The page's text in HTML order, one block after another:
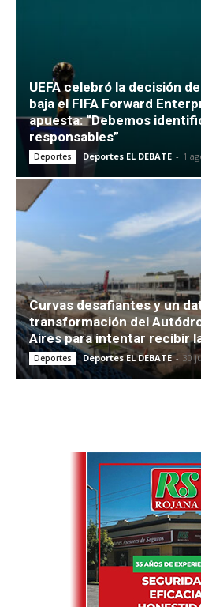
UEFA celebró la decisión
baja el FIFA Forward
apuesta: “Debemos
responsables”
Deportes Deportes EL DEBATE - 1
Curvas desafiantes y un
transformación del
Aires para intentar recibir
Deportes Deportes EL DEBATE - 30